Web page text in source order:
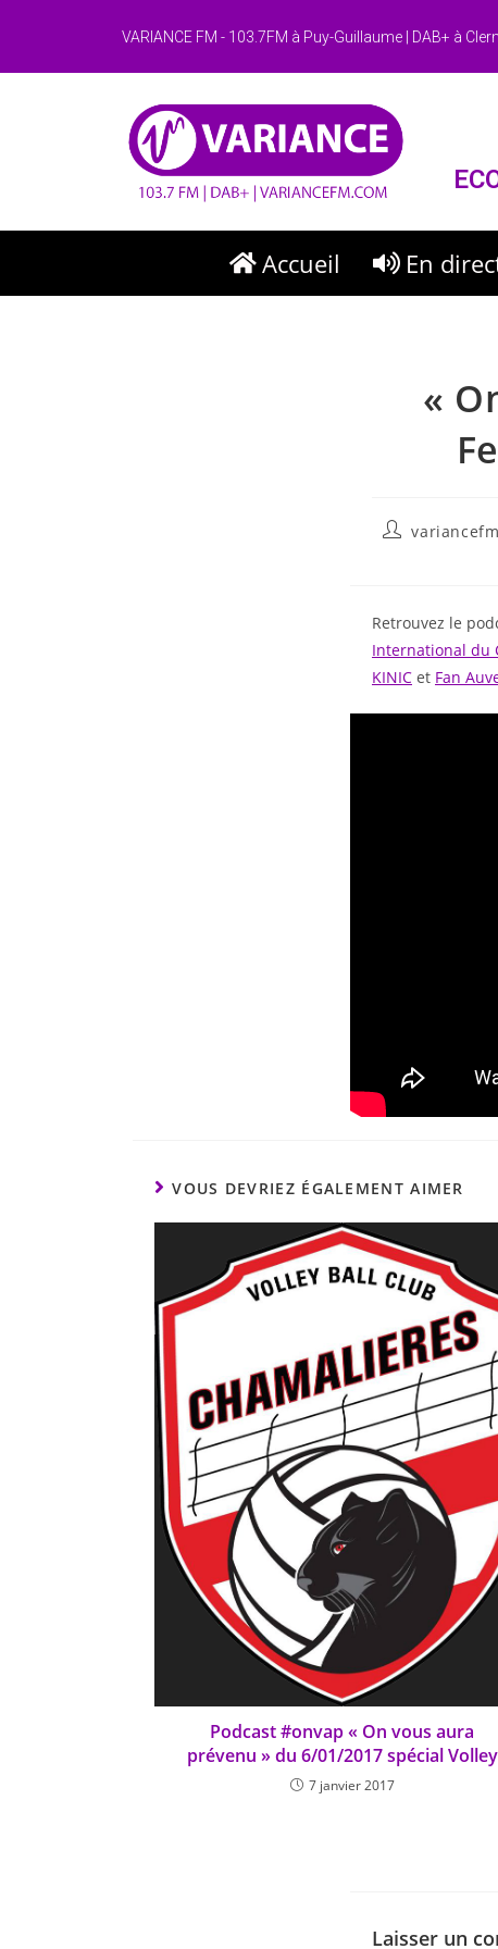
VARIANCE FM - 103.7FM à Puy-Guillaume | DAB+ à
Accueil En
«
variancefm
Retrouvez le
International du
KINIC et Fan
VOUS DEVRIEZ ÉGALEMENT AIMER
Podcast #onvap « On vous aura
prévenu » du 6/01/2017 spécial Volley
7 janvier 2017
Laisser un